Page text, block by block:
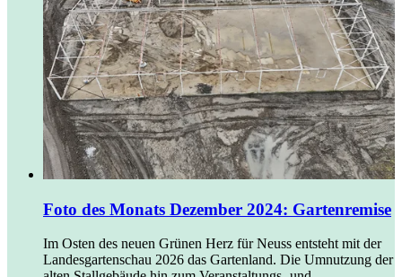
Foto des Monats Dezember 2024: Gartenremise
Im Osten des neuen Grünen Herz für Neuss entsteht mit der
Landesgartenschau 2026 das Gartenland. Die Umnutzung der